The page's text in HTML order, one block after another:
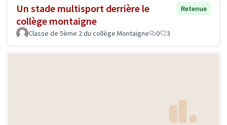
Un stade multisport derrière le
collège montaigne
Retenue
Classe de 5ème 2 du collège Montaigne 0 3